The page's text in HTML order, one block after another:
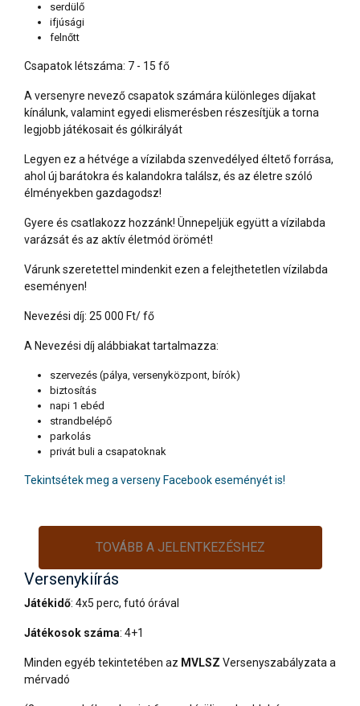
serdülő
ifjúsági
felnőtt
Csapatok létszáma: 7 - 15 fő
A versenyre nevező csapatok számára különleges díjakat
kínálunk, valamint egyedi elismerésben részesítjük a torna
legjobb játékosait és gólkirályát
Legyen ez a hétvége a vízilabda szenvedélyed éltető forrása,
ahol új barátokra és kalandokra találsz, és az életre szóló
élményekben gazdagodsz!
Gyere és csatlakozz hozzánk! Ünnepeljük együtt a vízilabda
varázsát és az aktív életmód örömét!
Várunk szeretettel mindenkit ezen a felejthetetlen vízilabda
eseményen!
Nevezési díj: 25 000 Ft/ fő
A Nevezési díj alábbiakat tartalmazza:
szervezés (pálya, versenyközpont, bírók)
biztosítás
napi 1 ebéd
strandbelépő
parkolás
privát buli a csapatoknak
Tekintsétek meg a verseny Facebook eseményét is!
TOVÁBB A JELENTKEZÉSHEZ
Versenykiírás
Játékidő: 4x5 perc, futó órával
Játékosok száma: 4+1
Minden egyéb tekintetében az MVLSZ Versenyszabályzata a
mérvadó